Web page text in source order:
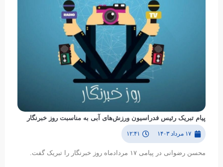
پیام تبریک رئیس فدراسیون ورزش‌های آبی به مناسبت روز خبرنگار
۱۷ مرداد ۱۴۰۳ ۱۲:۴۱
محسن رضوانی در پیامی ۱۷ مردادماه روز خبرنگار را تبریک گفت.